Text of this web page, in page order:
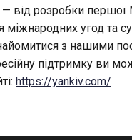
від розробки першої
міжнародних угод та
з нашими
підтримку ви
https://yankiv.com/